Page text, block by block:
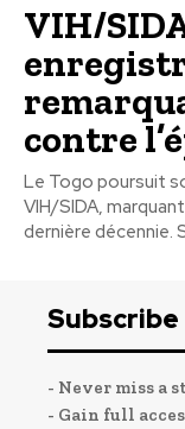
VIH/
contre
Le Togo poursuit
VIH/SIDA,
dernière décennie.
Subscribe
- Never miss
- Gain full